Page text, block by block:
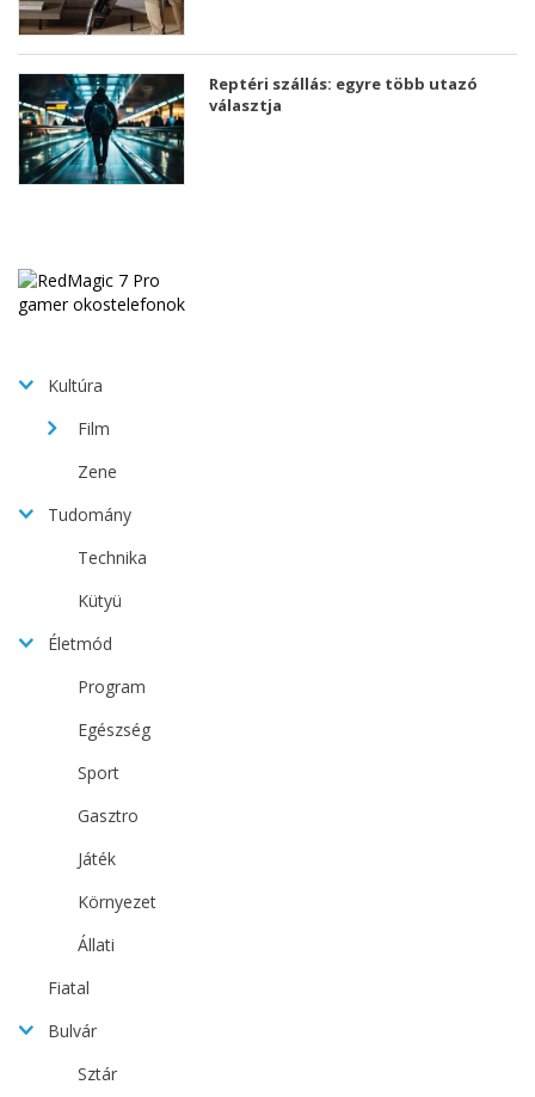
Reptéri szállás: egyre több utazó
választja
Kultúra
Film
Zene
Tudomány
Technika
Kütyü
Életmód
Program
Egészség
Sport
Gasztro
Játék
Környezet
Állati
Fiatal
Bulvár
Sztár